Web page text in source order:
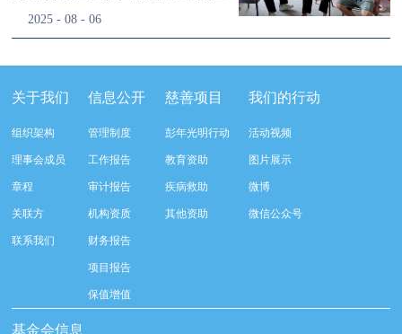
余彭年慈善基金会第四届理事会监事。
徐滨先生当选余彭年慈善基金会第四届
先生依次为新一任理事长徐滨先生及秘
新起点上，基金会将始终坚守创立初
心，继续沿着余彭年先生的慈善足迹稳
步前行：一方面将持续巩固已有的品牌
公益项目优势，把帮扶资源更精准地向
索适配新时代公益环境的创新路径，联
动更多社会爱心力量，搭建更透明、更
阔的角落，用实际行动践行"取之于社
会、用之于社会"的公益承诺。未来，
余彭年慈善基金会将在新一届理事会的
带领下，以更饱满的热忱投身公益慈善
小路弯弯曲曲，两边是繁茂的林木，我
家中。简朴的乡村民居陈设简单，老人
往日家中大大小小的农活，全都压在了
老伴一人肩上。此前季爷爷的左眼早已
彻底失明，卧床的日子里视野一片昏
暗，行动受限再加上双目近乎失明，老
人常常对往后的生活满心忧虑。得益于
去年项目开展的右眼手术，如今他的右
眼重获视力，平日里能够看清手机屏
幕，简单的日常起居也可以自己打理不
少。聊天的时候季爷爷语气满是庆
幸：“本来走路就不利索，要是双眼都
看不见，真的不敢设想往后的日子。现
事业的生动体现。随后余彭年慈善基金
光明行动”在内蒙的点点滴滴，并希望
覆盖，加强术后随访与科普宣传，同时
仪式后余彭年慈善基金会一行实地探访
了项目实施的一线情况，详细了解了患
流程就诊环节。 探访结束后，我们一行
开始对参与项目的患者进行了随机的回
项目的患者进行了随机的回访。居住在
松山区三道井子村的王奶奶左眼一直视
检查治疗。村里的赵书记在走访过程中
着一份特别的牵挂，走进了一个个普通
曾经被白内障困扰的老人，在接受
发生了怎样的变化。“现在能看清菜苗
来到涟源市渡头塘乡洪家村。72岁的曾
爷爷正在自家菜地里忙碌。他曾是村里
见，另一只眼睛的视力也越来越差。以
前，他看不清鱼塘的水位，也分不清菜
术后，眼睛亮堂多了！”老人笑着说。
现在，他能清楚地看到鱼塘里鱼儿游动
杂草。尽管手部有残疾，但他在田埂上
2025 - 08 - 06
关于我们
组织架构
理事会成员
章程
关联方
联系我们
信息公开
管理制度
工作报告
审计报告
机构资质
财务报告
项目报告
保值增值
慈善项目
彭年光明行动
教育资助
疾病救助
其他资助
我们的行动
活动视频
图片展示
微博
微信公众号
基金会信息